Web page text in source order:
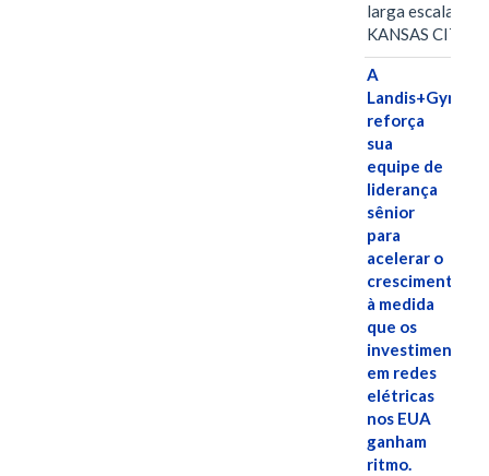
larga escala
KANSAS CITY,…
A
Landis+Gyr
reforça
sua
equipe de
liderança
sênior
para
acelerar o
crescimento,
à medida
que os
investimentos
em redes
elétricas
nos EUA
ganham
ritmo.